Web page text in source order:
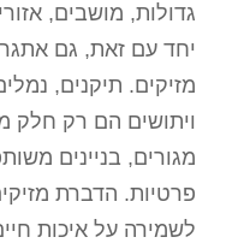
brightness_high ניגודיות
format_underlined הוסף
font_download סמן
את
גדולות, מושבים,
יחד עם זאת, גם
מזיקים. תיקנים,
ויתושים הם רק חלק
מגורים, בניינים
פרטיות. הדברת
לשמירה על איכות